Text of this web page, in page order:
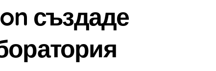
начина, по който хотелите продават стаите си
в създаването на международните стандарти за
създаде